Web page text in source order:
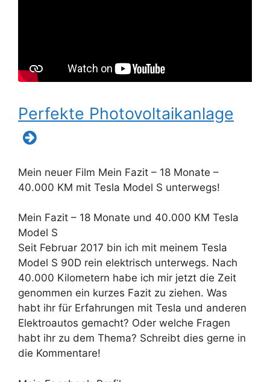
Perfekte Photovoltaikanlage
Mein neuer Film Mein Fazit – 18 Monate –
40.000 KM mit Tesla Model S unterwegs!
Mein Fazit – 18 Monate und 40.000 KM Tesla
Model S
Seit Februar 2017 bin ich mit meinem Tesla
Model S 90D rein elektrisch unterwegs. Nach
40.000 Kilometern habe ich mir jetzt die Zeit
genommen ein kurzes Fazit zu ziehen. Was
habt ihr für Erfahrungen mit Tesla und anderen
Elektroautos gemacht? Oder welche Fragen
habt ihr zu dem Thema? Schreibt dies gerne in
die Kommentare!